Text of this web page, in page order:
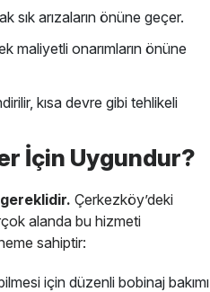
sık arızaların önüne geçer.
maliyetli onarımların önüne
kısa devre gibi tehlikeli
İçin Uygundur?
Çerkezköy’deki
alanda bu hizmeti
sahiptir:
için düzenli bobinaj bakımı